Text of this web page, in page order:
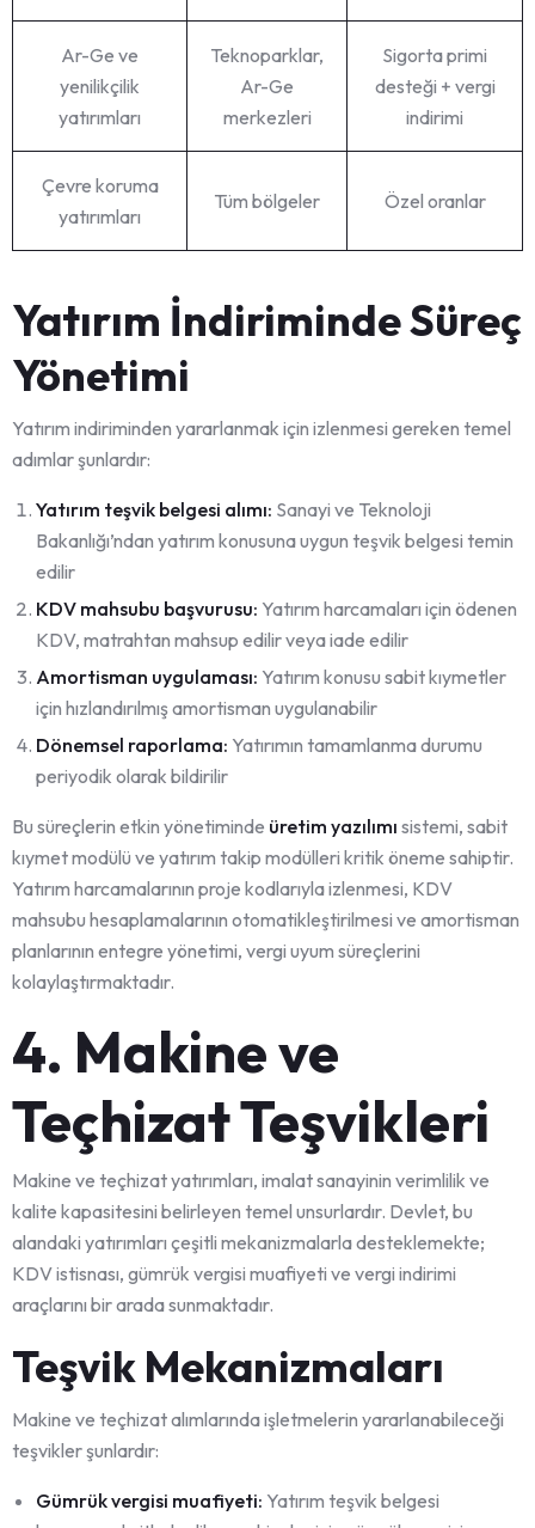
Ar-Ge ve
yenilikçilik
yatırımları
Teknoparklar,
Ar-Ge
merkezleri
Sigorta primi
desteği + vergi
indirimi
Çevre koruma
yatırımları
Tüm bölgeler Özel oranlar
Yatırım İndiriminde Süreç
Yönetimi
Yatırım indiriminden yararlanmak için izlenmesi gereken temel
adımlar şunlardır:
Yatırım teşvik belgesi alımı: Sanayi ve Teknoloji
Bakanlığı’ndan yatırım konusuna uygun teşvik belgesi temin
edilir
KDV mahsubu başvurusu: Yatırım harcamaları için ödenen
KDV, matrahtan mahsup edilir veya iade edilir
Amortisman uygulaması: Yatırım konusu sabit kıymetler
için hızlandırılmış amortisman uygulanabilir
Dönemsel raporlama: Yatırımın tamamlanma durumu
periyodik olarak bildirilir
Bu süreçlerin etkin yönetiminde üretim yazılımı sistemi, sabit
kıymet modülü ve yatırım takip modülleri kritik öneme sahiptir.
Yatırım harcamalarının proje kodlarıyla izlenmesi, KDV
mahsubu hesaplamalarının otomatikleştirilmesi ve amortisman
planlarının entegre yönetimi, vergi uyum süreçlerini
kolaylaştırmaktadır.
4. Makine ve
Teçhizat Teşvikleri
Makine ve teçhizat yatırımları, imalat sanayinin verimlilik ve
kalite kapasitesini belirleyen temel unsurlardır. Devlet, bu
alandaki yatırımları çeşitli mekanizmalarla desteklemekte;
KDV istisnası, gümrük vergisi muafiyeti ve vergi indirimi
araçlarını bir arada sunmaktadır.
Teşvik Mekanizmaları
Makine ve teçhizat alımlarında işletmelerin yararlanabileceği
teşvikler şunlardır:
Gümrük vergisi muafiyeti: Yatırım teşvik belgesi